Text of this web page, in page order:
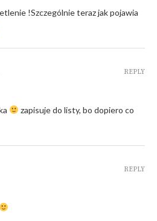
!Szczególnie teraz jak pojawia
zapisuje do listy, bo dopiero co
REPLY
REPLY